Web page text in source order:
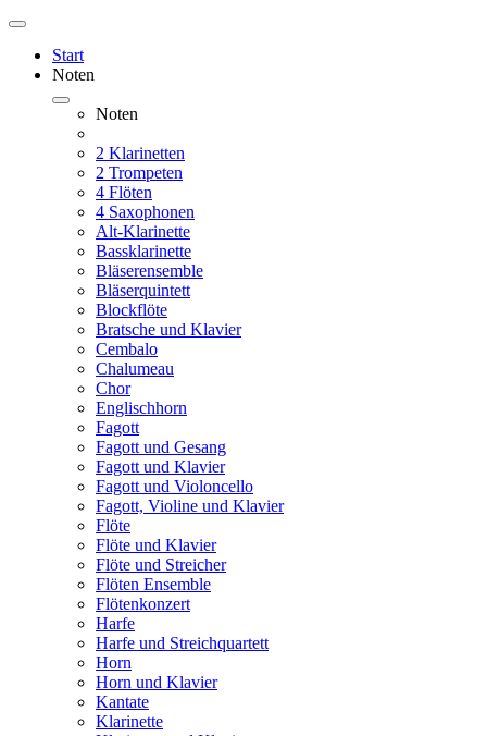
Start
Noten
Noten
2 Klarinetten
2 Trompeten
4 Flöten
4 Saxophonen
Alt-Klarinette
Bassklarinette
Bläserensemble
Bläserquintett
Blockflöte
Bratsche und Klavier
Cembalo
Chalumeau
Chor
Englischhorn
Fagott
Fagott und Gesang
Fagott und Klavier
Fagott und Violoncello
Fagott, Violine und Klavier
Flöte
Flöte und Klavier
Flöte und Streicher
Flöten Ensemble
Flötenkonzert
Harfe
Harfe und Streichquartett
Horn
Horn und Klavier
Kantate
Klarinette